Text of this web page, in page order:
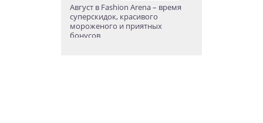
Август в Fashion Arena – время
суперскидок, красивого
мороженого и приятных
бонусов